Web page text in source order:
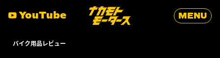
YouTube MENU
バイク用品レビュー